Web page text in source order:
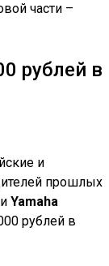
части –
рублей в
и
прошлых
Yamaha
рублей в